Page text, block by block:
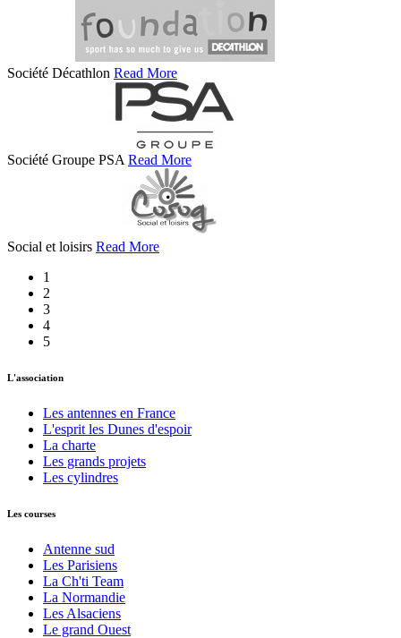
Société Décathlon Read More
Société Groupe PSA Read More
Social et loisirs Read More
1
2
3
4
5
L'association
Les antennes en France
L'esprit les Dunes d'espoir
La charte
Les grands projets
Les cylindres
Les courses
Antenne sud
Les Parisiens
La Ch'ti Team
La Normandie
Les Alsaciens
Le grand Ouest